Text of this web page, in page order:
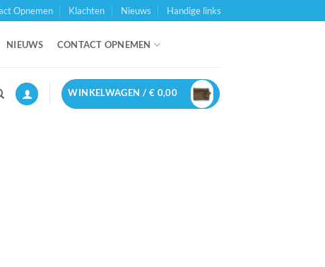
Opnemen Klachten Nieuws Handige links
NIEUWS CONTACT OPNEMEN
WINKELWAGEN / € 0,00